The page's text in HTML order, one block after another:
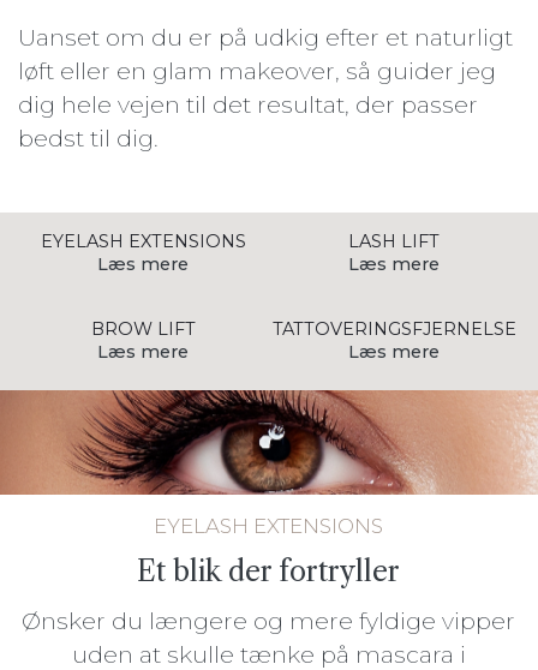
Uanset om du er på udkig efter et naturligt
løft eller en glam makeover, så guider jeg
dig hele vejen til det resultat, der passer
bedst til dig.
EYELASH EXTENSIONS
Læs mere
LASH LIFT
Læs mere
BROW LIFT
Læs mere
TATTOVERINGS­FJERNELSE
Læs mere
EYELASH EXTENSIONS
Et blik der fortryller
Ønsker du længere og mere fyldige vipper
uden at skulle tænke på mascara i